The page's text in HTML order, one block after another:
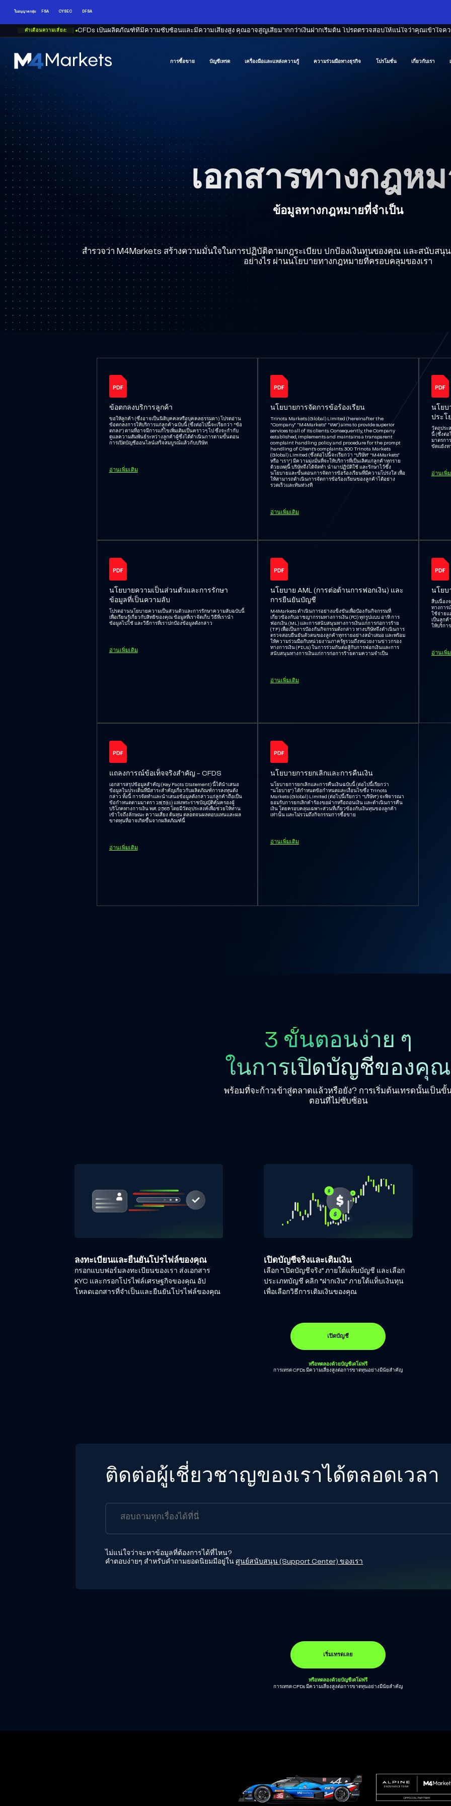
ใบอนุญาตกลุ่ม FSA CYSEC DFSA
คำเตือนความเสี่ยง: CFDs เป็นผลิตภัณฑ์ที่มีความซับซ้อนและมีความเสี่ยงสูง คุณอาจสูญเสียมากกว่าเงินฝากเริ่มต้น โปรดตรวจสอบให้แน่ใจว่าคุณเข้าใจค
M4Markets
Trading
Regulated
Broker
การซื้อขาย บัญชีเทรด เครื่องมือและแหล่งความรู้ ความร่วมมือทางธุรกิจ โปรโมชั่น เกี่ยวกับเรา
เอกสารทางกฎห
ข้อมูลทางกฎหมายที่จำเป็น
สำรวจว่า M4Markets สร้างความมั่นใจในการปฏิบัติตามกฎระเบียบ ปกป้องเงินทุนของคุณ และสนับสนุ
อย่างไร ผ่านนโยบายทางกฎหมายที่ครอบคลุมของเรา
ข้อตกลงบริการลูกค้า
ขอให้ลูกค้า (ซึ่งอาจเป็นนิติบุคคลหรือบุคคลธรรมดา) โปรดอ่าน
ข้อตกลงการให้บริการแก่ลูกค้าฉบับนี้ (ซึ่งต่อไปนี้จะเรียกว่า “ข้อ
ตกลง”) ตามที่อาจมีการแก้ไขเพิ่มเติมเป็นคราวๆ ไป ซึ่งจะกำกับ
ดูแลความสัมพันธ์ระหว่างลูกค้าผู้ซึ่งได้ดำเนินการตามขั้นตอน
การเปิดบัญชีออนไลน์เสร็จสมบูรณ์แล้วกับบริษัท
อ่านเพิ่มเติม
นโยบายการจัดการข้อร้องเรียน
Trinota Markets (Global) Limited (hereinafter the
“Company” “M4Markets” “We”) aims to provide superior
services to all of its clients. Consequently, the Company
established, implements and maintains a transparent
complaint handling policy and procedure for the prompt
handling of Client’s complaints. 300 Trinota Markets
(Global) Limited (ซึ่งต่อไปนี้จะเรียกว่า “บริษัท” “M4Markets”
หรือ “เรา”) มีความมุ่งมั่นที่จะให้บริการที่เป็นเลิศแก่ลูกค้าทุกราย
ด้วยเหตุนี้ บริษัทจึงได้จัดทำ นำมาปฏิบัติใช้ และรักษาไว้ซึ่ง
นโยบายและขั้นตอนการจัดการข้อร้องเรียนที่มีความโปร่งใส เพื่อ
ให้สามารถดำเนินการจัดการข้อร้องเรียนของลูกค้าได้อย่าง
รวดเร็วและทันท่วงที
อ่านเพิ่มเติม
นโยบ
ประโ
วัตถุประ
นี้ (ซึ่งต่อ
มาตรกา
ขัดแย้งท
อ่านเพิ่
นโยบายความเป็นส่วนตัวและการรักษา
ข้อมูลที่เป็นความลับ
โปรดอ่านนโยบายความเป็นส่วนตัวและการรักษาความลับฉบับนี้
เพื่อเรียนรู้เกี่ยวกับสิทธิของคุณ ข้อมูลที่เราจัดเก็บ วิธีที่เรานำ
ข้อมูลไปใช้ และวิธีการที่เราปกป้องข้อมูลดังกล่าว
อ่านเพิ่มเติม
นโยบาย AML (การต่อต้านการฟอกเงิน) และ
การยืนยันบัญชี
M4Markets ดำเนินการอย่างแข็งขันเพื่อป้องกันกิจกรรมที่
เกี่ยวข้องกับอาชญากรรมทางการเงิน (FC) ทุกรูปแบบ อาทิ การ
ฟอกเงิน (ML) และการสนับสนุนทางการเงินแก่การก่อการร้าย
(TF) เพื่อเป็นการป้องกันกิจกรรมดังกล่าว ทางบริษัทจึงดำเนินการ
ตรวจสอบยืนยันตัวตนของลูกค้าทุกรายอย่างสม่ำเสมอ และพร้อม
ให้ความร่วมมือกับหน่วยงานภาครัฐรวมถึงหน่วยงานข่าวกรอง
ทางการเงิน (FIUs) ในการร่วมกันต่อสู้กับการฟอกเงินและการ
สนับสนุนทางการเงินแก่การก่อการร้ายตามความจำเป็น
อ่านเพิ่มเติม
นโยบ
สืบเนื่อง
ทางการ
ใช้จ่ายแ
เป็นลูกค้
ให้บริกา
อ่านเพิ่
แถลงการณ์ข้อเท็จจริงสำคัญ - CFDS
เอกสารสรุปข้อมูลสำคัญ (Key Facts Statement) นี้ได้นำเสนอ
ข้อมูลในประเด็นที่มีสาระสำคัญเกี่ยวกับผลิตภัณฑ์การลงทุนดัง
กล่าว ทั้งนี้ การจัดทำและนำเสนอข้อมูลดังกล่าวแก่ลูกค้าถือเป็น
ข้อกำหนดตามมาตรา 18(5)(c) แห่งพระราชบัญญัติคุ้มครองผู้
บริโภคทางการเงิน พ.ศ. 2565 โดยมีวัตถุประสงค์เพื่อช่วยให้ท่าน
เข้าใจถึงลักษณะ ความเสี่ยง ต้นทุน ตลอดจนผลตอบแทนและผล
ขาดทุนที่อาจเกิดขึ้นจากผลิตภัณฑ์นี้
อ่านเพิ่มเติม
นโยบายการยกเลิกและการคืนเงิน
นโยบายการยกเลิกและการคืนเงินฉบับนี้ (ต่อไปนี้เรียกว่า
“นโยบาย”) ได้กำหนดข้อกำหนดและเงื่อนไขซึ่ง Trinota
Markets (Global) Limited (ต่อไปนี้เรียกว่า “บริษัท”) จะพิจารณา
ยอมรับการยกเลิกคำร้องขอฝากหรือถอนเงิน และดำเนินการคืน
เงิน โดยครอบคลุมเฉพาะส่วนที่เกี่ยวข้องกับเงินทุนของลูกค้า
เท่านั้น และไม่รวมถึงกิจกรรมการซื้อขาย
อ่านเพิ่มเติม
3 ขั้นตอนง่าย ๆ
ในการเปิดบัญชีของคุณ
พร้อมที่จะก้าวเข้าสู่ตลาดแล้วหรือยัง? การเริ่มต้นเทรดนั้นเป็นขั้
ตอนที่ไม่ซับซ้อน
ลงทะเบียนและยืนยันโปรไฟล์ของคุณ
กรอกแบบฟอร์มลงทะเบียนของเรา ส่งเอกสาร
KYC และกรอกโปรไฟล์เศรษฐกิจของคุณ อัป
โหลดเอกสารที่จำเป็นและยืนยันโปรไฟล์ของคุณ
เปิดบัญชีจริงและเติมเงิน
เลือก “เปิดบัญชีจริง” ภายใต้แท็บบัญชี และเลือก
ประเภทบัญชี คลิก “ฝากเงิน” ภายใต้แท็บเงินทุน
เพื่อเลือกวิธีการเติมเงินของคุณ
เปิดบัญชี
หรือทดลองด้วยบัญชีเดโม่ฟรี
การเทรด CFDs มีความเสี่ยงสูงต่อการขาดทุนอย่างมีนัยสำคัญ
ติดต่อผู้เชี่ยวชาญของเราได้ตลอดเวลา
ไม่แน่ใจว่าจะหาข้อมูลที่ต้องการได้ที่ไหน?
คำตอบง่ายๆ สำหรับคำถามยอดนิยมมีอยู่ในศูนย์สนับสนุน (Support Center) ของเรา
เริ่มเทรดเลย
หรือทดลองด้วยบัญชีเดโม่ฟรี
การเทรด CFDs มีความเสี่ยงสูงต่อการขาดทุนอย่างมีนัยสำคัญ